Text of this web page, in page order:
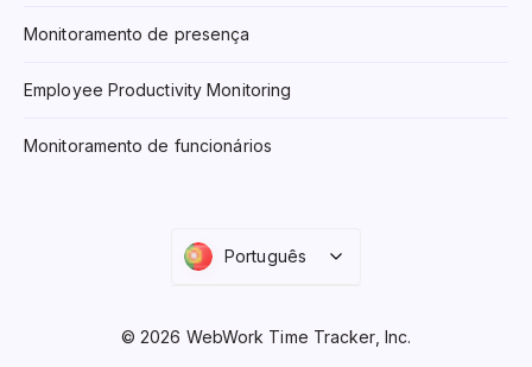
Monitoramento de presença
Employee Productivity Monitoring
Monitoramento de funcionários
Português
© 2026 WebWork Time Tracker, Inc.